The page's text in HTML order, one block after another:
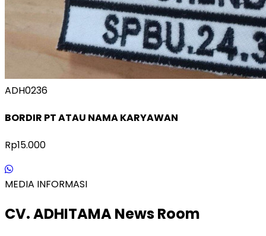
ADH0236
BORDIR PT ATAU NAMA KARYAWAN
Rp15.000
MEDIA INFORMASI
CV. ADHITAMA News Room